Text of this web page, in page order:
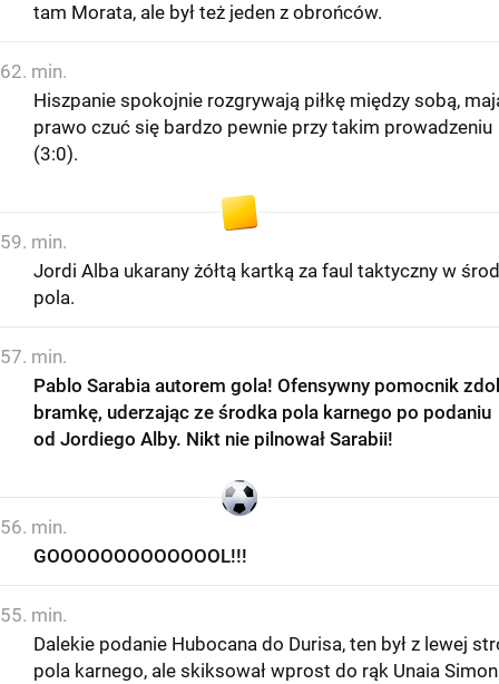
tam Morata, ale był też jeden z obrońców.
62. min.
Hiszpanie spokojnie rozgrywają piłkę między sobą,
prawo czuć się bardzo pewnie przy takim prowadzeniu
(3:0).
59. min.
Jordi Alba ukarany żółtą kartką za faul taktyczny w
pola.
57. min.
Pablo Sarabia autorem gola! Ofensywny pomocnik
bramkę, uderzając ze środka pola karnego po podaniu
od Jordiego Alby. Nikt nie pilnował Sarabii!
56. min.
GOOOOOOOOOOOOOL!!!
55. min.
Dalekie podanie Hubocana do Durisa, ten był z lewej
pola karnego, ale skiksował wprost do rąk Unaia